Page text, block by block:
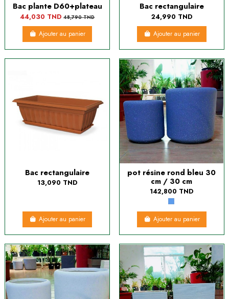
Bac plante D60+plateau
44,030 TND48,790 TND
Ajouter au panier
Bac rectangulaire
24,990 TND
Ajouter au panier
Bac rectangulaire
13,090 TND
Ajouter au panier
pot résine rond bleu 30
cm / 30 cm
142,800 TND
Ajouter au panier